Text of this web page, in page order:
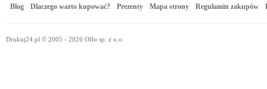
Blog Dlaczego warto kupować? Prezenty Mapa strony Regulamin zakupów
Drukuj24.pl © 2005 - 2026 Oflo sp. z o.o.